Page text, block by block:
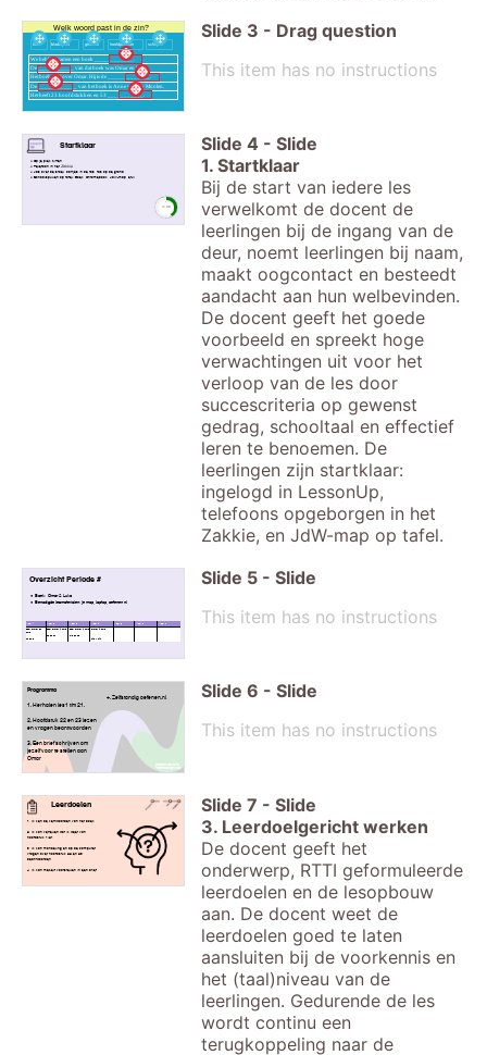
We hebben samen een boek ____________.
De ___________ van dat boek was Omar en Luka.
Het boek gaat over Omar. Hij is de _____________.
De ____________ van het boek is Anne van der Moolen.
Het heeft 23 hoofdstukken en 53 ___________.
Welk woord past in de zin?
titel bladzijdes gelezen hoofdpersoon schrijver
Slide 3 - Drag question
This item has no instructions
Startklaar
Op je plek zitten
Telefoon in hetZakkie
Jas over de stoel, oortjes in de tas, tas op de grond
Schoolspullen op tafel: Boek, Chromebook, JdW-map, etui
Slide 4 - Slide
1. Startklaar
Bij de start van iedere les
verwelkomt de docent de
leerlingen bij de ingang van de
deur, noemt leerlingen bij naam,
maakt oogcontact en besteedt
aandacht aan hun welbevinden.
De docent geeft het goede
voorbeeld en spreekt hoge
verwachtingen uit voor het
verloop van de les door
succescriteria op gewenst
gedrag, schooltaal en effectief
leren te benoemen. De
leerlingen zijn startklaar:
ingelogd in LessonUp,
telefoons opgeborgen in het
Zakkie, en JdW-map op tafel.
Overzicht Periode #
Boek: Omar & Luka
Benodigde lesmaterialen: je map, laptop, oefenen.nl
boek Omar en
Luka
H4 en 5
boek Omar & Luka
H6 en H7
boek Omar & Luka
H 8 en H9
Omar & Luka
H10 - H14
Slide 5 - Slide
This item has no instructions
Programma
1. Herhalen les1 t/m 21.
2. Hoofdstuk 22 en 23 lezen
en vragen beantwoorden
3. Een brief schrijven om
jezelf voor te stellen aan
Omar
+. Zelfstandig oefenen.nl Slide 6 - Slide
This item has no instructions
Leerdoelen
1. Ik ken de kernwoorden van het boek.
2. Ik kan vertellen wat ik weet van
hoofdstuk 1/21
3. Ik kan mondeling en op de computer
vragen over hoofdstuk 22 en 23
beantwoorden.
4. Ik kan mezelf voorstellen in een brief.
Slide 7 - Slide
3. Leerdoelgericht werken
De docent geeft het
onderwerp, RTTI geformuleerde
leerdoelen en de lesopbouw
aan. De docent weet de
leerdoelen goed te laten
aansluiten bij de voorkennis en
het (taal)niveau van de
leerlingen. Gedurende de les
wordt continu een
terugkoppeling naar de